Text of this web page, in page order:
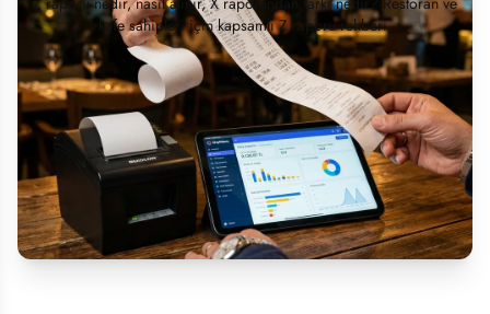
kafe sahipleri için kapsamlı Z raporu rehberi.